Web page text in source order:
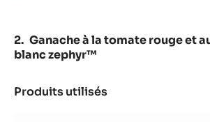
Ganache à la tomate rouge et
blanc zephyr™
Produits utilisés